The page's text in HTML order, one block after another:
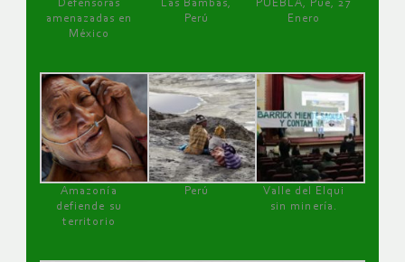
Defensoras
amenazadas en
México
Las Bambas,
Perú
PUEBLA, Pue, 27
Enero
Amazonía
defiende su
territorio
Perú
Valle del Elqui
sin minería.